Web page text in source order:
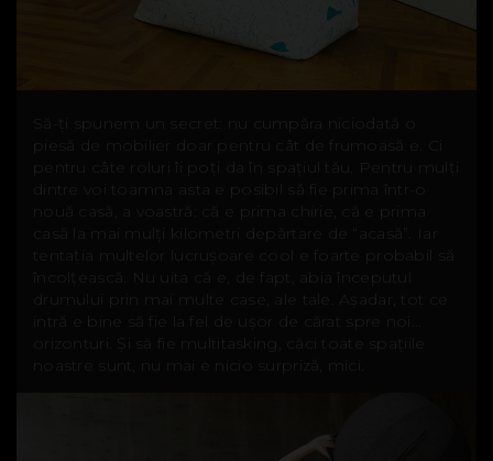
Să-ți spunem un secret: nu cumpăra niciodată o
piesă de mobilier doar pentru cât de frumoasă e. Ci
pentru câte roluri îi poți da în spațiul tău. Pentru mulți
dintre voi toamna asta e posibil să fie prima într-o
nouă casă, a voastră: că e prima chirie, că e prima
casă la mai mulți kilometri depărtare de “acasă”. Iar
tentația multelor lucrușoare cool e foarte probabil să
încolțească. Nu uita că e, de fapt, abia începutul
drumului prin mai multe case, ale tale. Așadar, tot ce
intră e bine să fie la fel de ușor de cărat spre noi...
orizonturi. Și să fie multitasking, căci toate spațiile
noastre sunt, nu mai e nicio surpriză, mici.